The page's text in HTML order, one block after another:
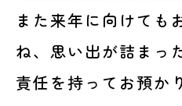
また来年に向けても
ね、思い出が詰まっ
責任を持ってお預か